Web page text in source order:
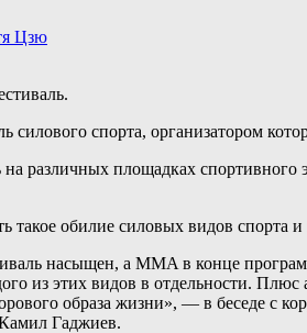
Цзю
спорта, организатором
различных площадках
такое обилие силовых видов спорта
насыщен, а MMA в конце
из этих видов в отдельности. Плюс
образа жизни», — в беседе с
Гаджиев.